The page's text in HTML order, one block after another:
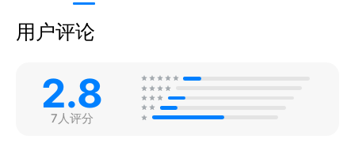
用户评论
2.8
7人评分